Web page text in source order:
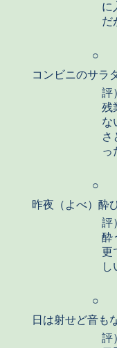
に
だ
○
コンビニのサラ
評
残
な
さ
っ
○
昨夜（よべ）酔
評
酔
更
し
○
日は射せど音も
評